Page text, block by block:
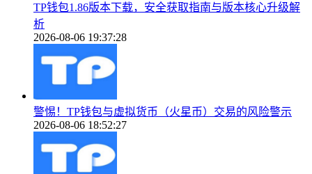
TP钱包1.86版本下载，安全获取指南与版本核心升级解
析
2026-08-06 19:37:28
警惕！TP钱包与虚拟货币（火星币）交易的风险警示
2026-08-06 18:52:27